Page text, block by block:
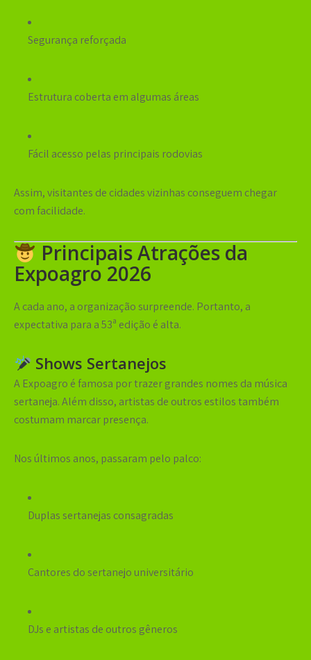
Segurança reforçada
Estrutura coberta em algumas áreas
Fácil acesso pelas principais rodovias
Assim, visitantes de cidades vizinhas conseguem chegar
com facilidade.
Principais Atrações da
Expoagro 2026
A cada ano, a organização surpreende. Portanto, a
expectativa para a 53ª edição é alta.
Shows Sertanejos
A Expoagro é famosa por trazer grandes nomes da música
sertaneja. Além disso, artistas de outros estilos também
costumam marcar presença.
Nos últimos anos, passaram pelo palco:
Duplas sertanejas consagradas
Cantores do sertanejo universitário
DJs e artistas de outros gêneros